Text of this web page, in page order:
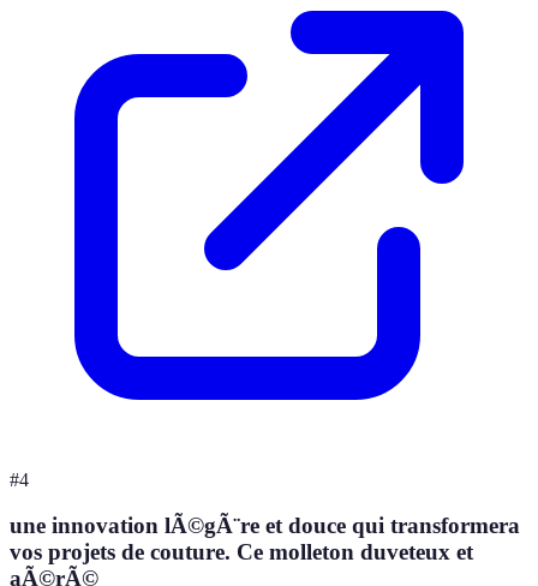
#4
une innovation lÃ©gÃ¨re et douce qui transformera
vos projets de couture. Ce molleton duveteux et
aÃ©rÃ©